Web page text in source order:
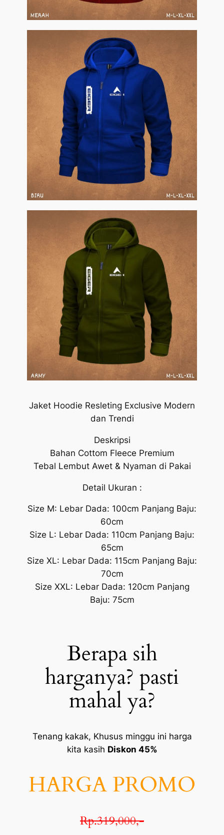
Jaket Hoodie Resleting Exclusive Modern
dan Trendi
Deskripsi
Bahan Cottom Fleece Premium
Tebal Lembut Awet & Nyaman di Pakai
Detail Ukuran :
Size M: Lebar Dada: 100cm Panjang Baju:
60cm
Size L: Lebar Dada: 110cm Panjang Baju:
65cm
Size XL: Lebar Dada: 115cm Panjang Baju:
70cm
Size XXL: Lebar Dada: 120cm Panjang
Baju: 75cm
Berapa sih
harganya? pasti
mahal ya?
Tenang kakak, Khusus minggu ini harga
kita kasih Diskon 45%
HARGA PROMO
Rp.319,000,-